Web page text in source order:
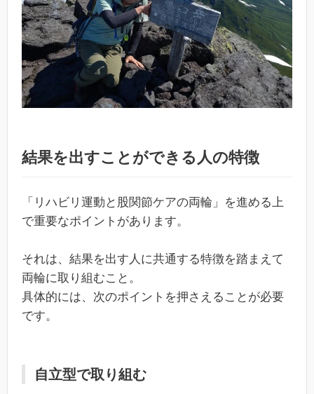
結果を出すことができる人の特徴
「リハビリ運動と股関節ケアの両輪」を進める上
で重要なポイントがあります。
それは、結果を出す人に共通する特徴を踏まえて
両輪に取り組むこと。
具体的には、次のポイントを押さえることが必要
です。
自立型で取り組む